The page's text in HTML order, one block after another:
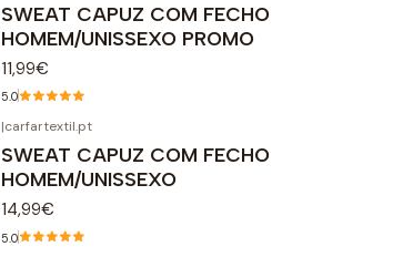
SWEAT CAPUZ COM FECHO
HOMEM/UNISSEXO PROMO
11,99€
5.0
|carfartextil.pt
SWEAT CAPUZ COM FECHO
HOMEM/UNISSEXO
14,99€
5.0